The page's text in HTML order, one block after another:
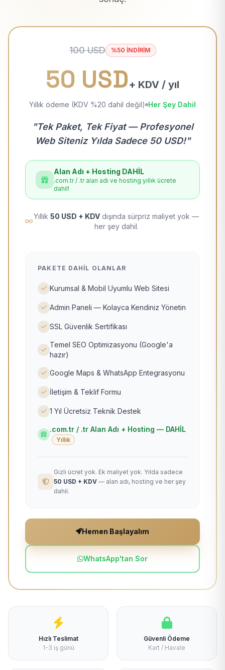
100 USD %50 İNDİRİM
50 USD+ KDV / yıl
Yıllık ödeme (KDV %20 dahil değil) Her Şey Dahil
"Tek Paket, Tek Fiyat — Profesyonel
Web Siteniz Yılda Sadece 50 USD!"
Alan Adı + Hosting DAHİL
.com.tr / .tr alan adı ve hosting yıllık ücrete
dahil!
Yıllık 50 USD + KDV dışında sürpriz maliyet yok —
her şey dahil.
PAKETE DAHIL OLANLAR
Kurumsal & Mobil Uyumlu Web Sitesi
Admin Paneli — Kolayca Kendiniz Yönetin
SSL Güvenlik Sertifikası
Temel SEO Optimizasyonu (Google'a
hazır)
Google Maps & WhatsApp Entegrasyonu
İletişim & Teklif Formu
1 Yıl Ücretsiz Teknik Destek
.com.tr / .tr Alan Adı + Hosting — DAHİL
Yıllık
Gizli ücret yok. Ek maliyet yok. Yılda sadece
50 USD + KDV — alan adı, hosting ve her şey
dahil.
Hemen Başlayalım
WhatsApp'tan Sor
Hızlı Teslimat
1-3 iş günü
Güvenli Ödeme
Kart / Havale